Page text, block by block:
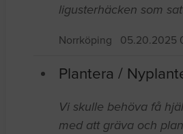
ligusterhäcken som
Norrköping 05.20.2025
Plantera /
Vi skulle behöva få
med att gräva och